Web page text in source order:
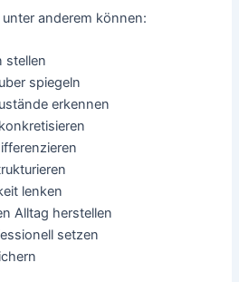
anderem können:
stellen
spiegeln
erkennen
lenken
Alltag herstellen
setzen